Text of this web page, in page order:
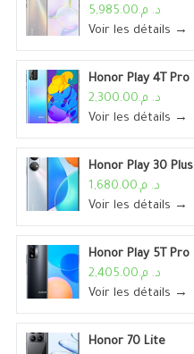
د. م.5,985.00
Voir les détails →
Honor Play 4T Pro
د. م.2,300.00
Voir les détails →
Honor Play 30 Plus
د. م.1,680.00
Voir les détails →
Honor Play 5T Pro
د. م.2,405.00
Voir les détails →
Honor 70 Lite